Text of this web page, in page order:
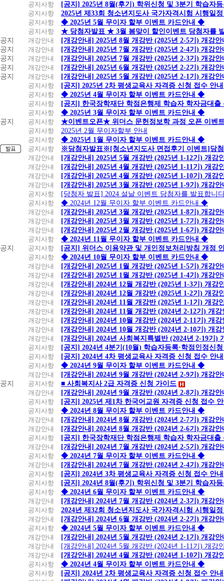
공지사항
[공지] 2025년 8월(후기) 학위신청 및 3분기 학습자
공지사항
2025년 제33회 청소년지도사 국가자격시험 시행일
공지사항
◆ 2025년 5월 무이자 할부 이벤트 카드안내 ◆
공지사항
★ 당첨자발표 ★ 3월 봄맞이 할인이벤트 당첨자를
공지
개강안내
[개강안내] 2025년 8월 개강반 (2025년 2-5기) 개강안
공지
개강안내
[개강안내] 2025년 7월 개강반 (2025년 2-4기) 개강안
공지
개강안내
[개강안내] 2025년 7월 개강반 (2025년 2-3기) 개강안
공지
개강안내
[개강안내] 2025년 6월 개강반 (2025년 2-2기) 개강안
공지
개강안내
[개강안내] 2025년 5월 개강반 (2025년 2-1기) 개강안
공지사항
[공지] 2025년 2차 평생교육사 자격증 신청 접수 안내
공지사항
◆ 2025년 4월 무이자 할부 이벤트 카드안내 ◆
공지사항
[공지] 한국장학재단 학점은행제 학습자 학자금대출
공지사항
◆ 2025년 3월 무이자 할부 이벤트 카드안내 ◆
공지
공지사항
★이벤트오픈★ 위더스 문헌정보학 과정 오픈 이벤
공지사항
2025년 2월 무이자할부 안내
공지사항
◆ 2025년 1월 무이자 할부 이벤트 카드안내 ◆
공지사항
※당첨자발표※[청소년지도사 면접후기 이벤트]당
개강안내
[개강안내] 2025년 5월 개강반 (2025년 1-12기) 개강
개강안내
[개강안내] 2025년 4월 개강반 (2025년 1-11기) 개강
개강안내
[개강안내] 2025년 4월 개강반 (2025년 1-10기) 개강
개강안내
[개강안내] 2025년 3월 개강반 (2025년 1-9기) 개강안
공지사항
[당첨자 발표] 2024 설날 이벤트 당첨자를 발표합니
공지사항
◆ 2024년 12월 무이자 할부 이벤트 카드안내 ◆
개강안내
[개강안내] 2025년 3월 개강반 (2025년 1-8기) 개강안
개강안내
[개강안내] 2025년 3월 개강반 (2025년 1-7기) 개강안
개강안내
[개강안내] 2025년 2월 개강반 (2025년 1-6기) 개강안
공지사항
◆ 2024년 11월 무이자 할부 이벤트 카드안내 ◆
공지
공지사항
[공지] 위더스 이용약관 및 개인정보처리방침 개정
공지사항
◆ 2024년 10월 무이자 할부 이벤트 카드안내 ◆
개강안내
[개강안내] 2025년 1월 개강반 (2025년 1-5기) 개강안
개강안내
[개강안내] 2025년 1월 개강반 (2025년 1-4기) 개강안
개강안내
[개강안내] 2024년 12월 개강반 (2025년 1-3기) 개강
개강안내
[개강안내] 2024년 12월 개강반 (2025년 1-2기) 개강
개강안내
[개강안내] 2024년 11월 개강반 (2025년 1-1기) 개강
개강안내
[개강안내] 2024년 11월 개강반 (2024년 2-12기) 개강
개강안내
[개강안내] 2024년 10월 개강반 (2024년 2-11기) 개강
개강안내
[개강안내] 2024년 10월 개강반 (2024년 2-10기) 개강
개강안내
[개강안내] 2024년 사회복지특별반 (2024년 2-19기)
공지사항
[공지] 2024년 4분기(10월) 학습자등록·학점인정신
공지사항
[공지] 2024년 4차 평생교육사 자격증 신청 접수 안내
공지사항
◆ 2024년 9월 무이자 할부 이벤트 카드안내 ◆
개강안내
[개강안내] 2024년 9월 개강반 (2024년 2-9기) 개강안
공지
공지사항
■ 사회복지사 2급 자격증 신청 가이드
개강안내
[개강안내] 2024년 9월 개강반 (2024년 2-8기) 개강안
공지사항
[공지] 2025년 제1차 한국어교원 자격증 신청 접수
공지사항
◆ 2024년 8월 무이자 할부 이벤트 카드안내 ◆
개강안내
[개강안내] 2024년 8월 개강반 (2024년 2-7기) 개강안
개강안내
[개강안내] 2024년 8월 개강반 (2024년 2-6기) 개강안
공지사항
[공지] 한국장학재단 학점은행제 학습자 학자금대출
개강안내
[개강안내] 2024년 7월 개강반 (2024년 2-5기) 개강안
공지사항
◆ 2024년 7월 무이자 할부 이벤트 카드안내 ◆
개강안내
[개강안내] 2024년 7월 개강반 (2024년 2-4기) 개강안
공지사항
[공지] 2024년 3차 평생교육사 자격증 신청 접수 안내
공지사항
[공지] 2024년 8월(후기) 학위신청 및 3분기 학습자
공지사항
◆ 2024년 6월 무이자 할부 이벤트 카드안내 ◆
개강안내
[개강안내] 2024년 7월 개강반 (2024년 2-3기) 개강안
공지사항
2024년 제32회 청소년지도사 국가자격시험 시행일
개강안내
[개강안내] 2024년 6월 개강반 (2024년 2-2기) 개강안
공지사항
◆ 2024년 5월 무이자 할부 이벤트 카드안내 ◆
개강안내
[개강안내] 2024년 5월 개강반 (2024년 2-1기) 개강안
개강안내
[개강안내] 2024년 5월 개강반 (2024년 1-11기) 개강
개강안내
[개강안내] 2024년 4월 개강반 (2024년 1-10기) 개강
공지사항
◆ 2024년 4월 무이자 할부 이벤트 카드안내 ◆
공지사항
[공지] 2024년 2차 평생교육사 자격증 신청 접수 안내